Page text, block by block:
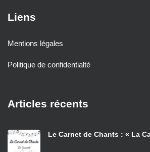
Liens
Mentions légales
Politique de confidentialté
Articles récents
Le Carnet de Chants : « La